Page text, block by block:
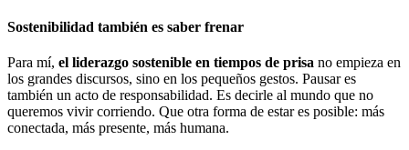
Sostenibilidad también es saber frenar
Para mí, el liderazgo sostenible en tiempos de prisa no empieza en
los grandes discursos, sino en los pequeños gestos. Pausar es
también un acto de responsabilidad. Es decirle al mundo que no
queremos vivir corriendo. Que otra forma de estar es posible: más
conectada, más presente, más humana.